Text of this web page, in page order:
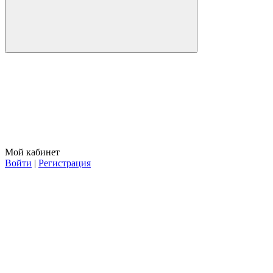
Мой кабинет
Войти | Регистрация